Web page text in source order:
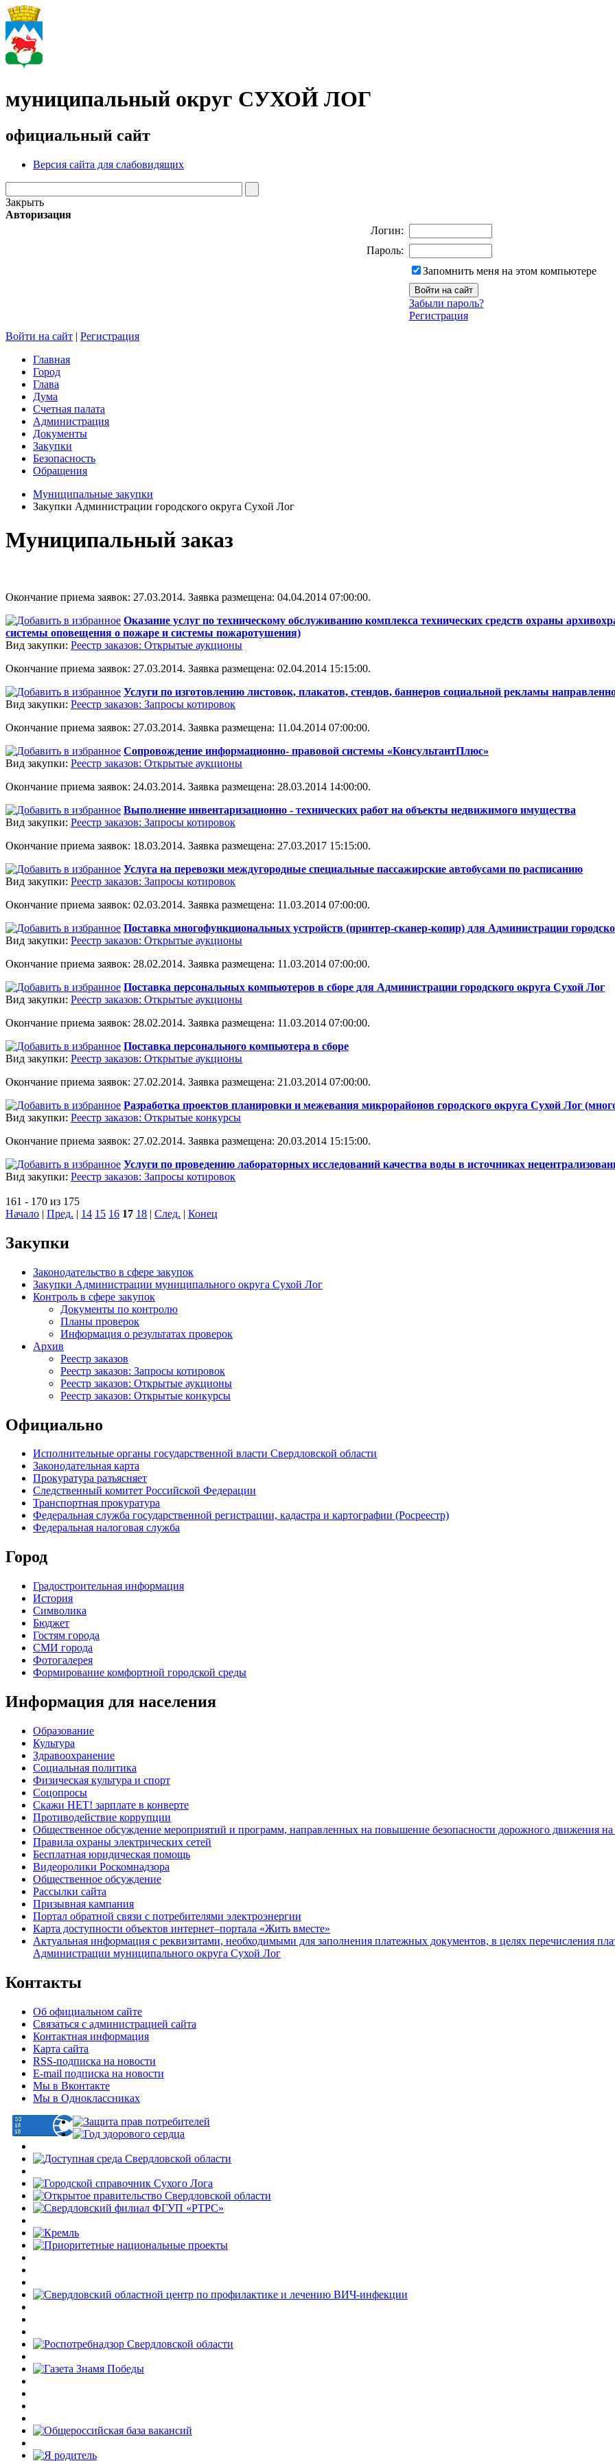
муниципальный округ СУХОЙ ЛОГ
официальный сайт
Версия сайта для слабовидящих
Закрыть
Авторизация
Логин:
Пароль:
Запомнить меня на этом компьютере
Забыли пароль?
Регистрация
Войти на сайт | Регистрация
Главная
Город
Глава
Дума
Счетная палата
Администрация
Документы
Закупки
Безопасность
Обращения
Муниципальные закупки
Закупки Администрации городского округа Сухой Лог
Муниципальный заказ
Окончание приема заявок: 27.03.2014. Заявка размещена: 04.04.2014 07:00:00.
Оказание услуг по техническому обслуживанию комплекса технических средств охраны
системы оповещения о пожаре и системы пожаротушения)
Вид закупки: Реестр заказов: Открытые аукционы
Окончание приема заявок: 27.03.2014. Заявка размещена: 02.04.2014 15:15:00.
Услуги по изготовлению листовок, плакатов, стендов, баннеров социальной рекламы
Вид закупки: Реестр заказов: Запросы котировок
Окончание приема заявок: 27.03.2014. Заявка размещена: 11.04.2014 07:00:00.
Сопровождение информационно- правовой системы «КонсультантПлюс»
Вид закупки: Реестр заказов: Открытые аукционы
Окончание приема заявок: 24.03.2014. Заявка размещена: 28.03.2014 14:00:00.
Выполнение инвентаризационно - технических работ на объекты недвижимого имущества
Вид закупки: Реестр заказов: Запросы котировок
Окончание приема заявок: 18.03.2014. Заявка размещена: 27.03.2017 15:15:00.
Услуга на перевозки междугородные специальные пассажирские автобусами по расписанию
Вид закупки: Реестр заказов: Запросы котировок
Окончание приема заявок: 02.03.2014. Заявка размещена: 11.03.2014 07:00:00.
Поставка многофункциональных устройств (принтер-сканер-копир) для Администрации
Вид закупки: Реестр заказов: Открытые аукционы
Окончание приема заявок: 28.02.2014. Заявка размещена: 11.03.2014 07:00:00.
Поставка персональных компьютеров в сборе для Администрации городского округа Сухой Лог
Вид закупки: Реестр заказов: Открытые аукционы
Окончание приема заявок: 28.02.2014. Заявка размещена: 11.03.2014 07:00:00.
Поставка персонального компьютера в сборе
Вид закупки: Реестр заказов: Открытые аукционы
Окончание приема заявок: 27.02.2014. Заявка размещена: 21.03.2014 07:00:00.
Разработка проектов планировки и межевания микрорайонов городского округа Сухой Лог
Вид закупки: Реестр заказов: Открытые конкурсы
Окончание приема заявок: 27.02.2014. Заявка размещена: 20.03.2014 15:15:00.
Услуги по проведению лабораторных исследований качества воды в источниках
Вид закупки: Реестр заказов: Запросы котировок
161 - 170 из 175
Начало | Пред. | 14 15 16 17 18 | След. | Конец
Закупки
Законодательство в сфере закупок
Закупки Администрации муниципального округа Сухой Лог
Контроль в сфере закупок
Документы по контролю
Планы проверок
Информация о результатах проверок
Архив
Реестр заказов
Реестр заказов: Запросы котировок
Реестр заказов: Открытые аукционы
Реестр заказов: Открытые конкурсы
Официально
Исполнительные органы государственной власти Свердловской области
Законодательная карта
Прокуратура разъясняет
Следственный комитет Российской Федерации
Транспортная прокуратура
Федеральная служба государственной регистрации, кадастра и картографии (Росреестр)
Федеральная налоговая служба
Город
Градостроительная информация
История
Символика
Бюджет
Гостям города
СМИ города
Фотогалерея
Формирование комфортной городской среды
Информация для населения
Образование
Культура
Здравоохранение
Социальная политика
Физическая культура и спорт
Соцопросы
Скажи НЕТ! зарплате в конверте
Противодействие коррупции
Общественное обсуждение мероприятий и программ, направленных на повышение безопасности дорожного движения на
Правила охраны электрических сетей
Бесплатная юридическая помощь
Видеоролики Роскомнадзора
Общественное обсуждение
Рассылки сайта
Призывная кампания
Портал обратной связи с потребителями электроэнергии
Карта доступности объектов интернет–портала «Жить вместе»
Актуальная информация с реквизитами, необходимыми для заполнения платежных документов, в целях перечисления
Администрации муниципального округа Сухой Лог
Контакты
Об официальном сайте
Связаться с администрацией сайта
Контактная информация
Карта сайта
RSS-подписка на новости
E-mail подписка на новости
Мы в Вконтакте
Мы в Одноклассниках